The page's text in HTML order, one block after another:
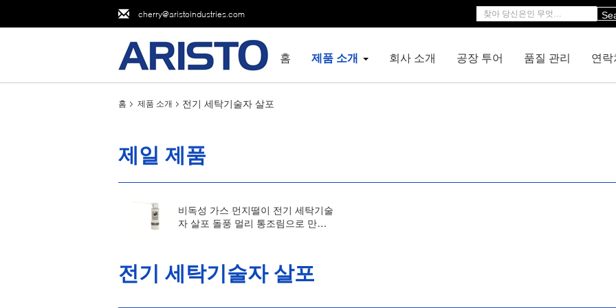
cherry@aristoindustries.com
홈 제품 소개 회사 소개 공장 투어 품질 관리 연락
홈 제품 소개 전기 세탁기술자 살포
제일 제품
비독성 가스 먼지떨이 전기 세탁기술
자 살포 돌풍 멀리 통조림으로 만들
전기 세탁기술자 살포